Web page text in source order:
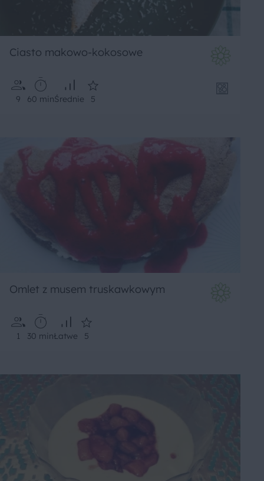
Ciasto makowo-kokosowe
9 60 minŚrednie 5
Omlet z musem truskawkowym
1 30 minŁatwe 5